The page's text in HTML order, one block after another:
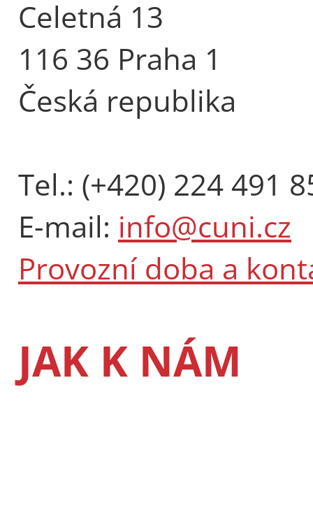
Celetná 13
116 36 Praha 1
Česká republika
Tel.: (+420) 224 491
E-mail: info@cuni.cz
Provozní doba a
JAK K NÁM